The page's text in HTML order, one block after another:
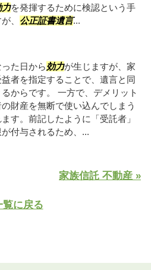
力を発揮するために検認という手
、 公正証書遺言...
た日から効力が生じますが、家
者を指定することで、遺言と同
からです。 一方で、デメリット
財産を無断で使い込んでしまう
す。前記したように「受託者」
付与されるため、...
家族信託 不動産 »
覧に戻る